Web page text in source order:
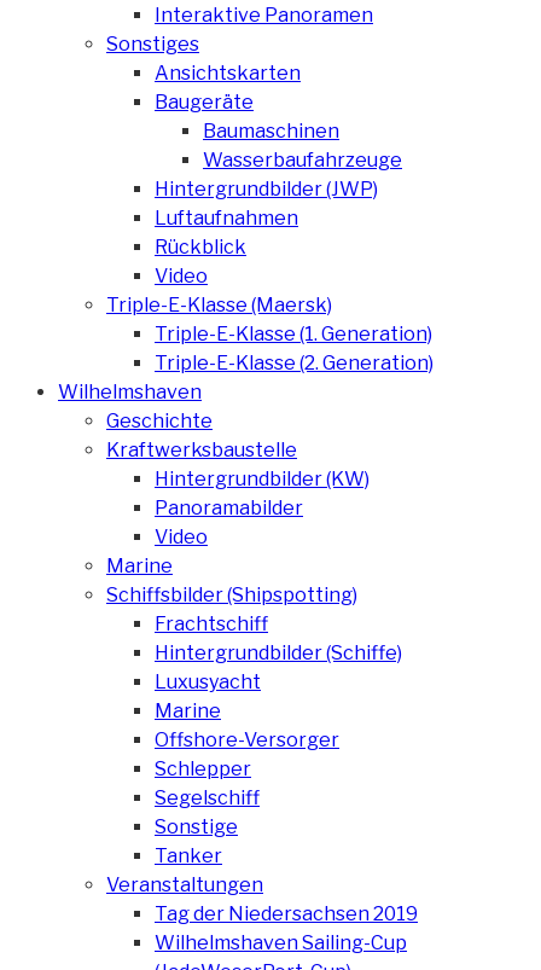
Interaktive Panoramen
Sonstiges
Ansichtskarten
Baugeräte
Baumaschinen
Wasserbaufahrzeuge
Hintergrundbilder (JWP)
Luftaufnahmen
Rückblick
Video
Triple-E-Klasse (Maersk)
Triple-E-Klasse (1. Generation)
Triple-E-Klasse (2. Generation)
Wilhelmshaven
Geschichte
Kraftwerksbaustelle
Hintergrundbilder (KW)
Panoramabilder
Video
Marine
Schiffsbilder (Shipspotting)
Frachtschiff
Hintergrundbilder (Schiffe)
Luxusyacht
Marine
Offshore-Versorger
Schlepper
Segelschiff
Sonstige
Tanker
Veranstaltungen
Tag der Niedersachsen 2019
Wilhelmshaven Sailing-Cup